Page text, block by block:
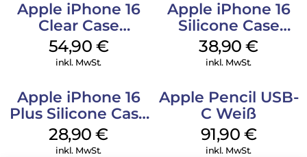
Apple iPhone 16
Clear Case
MagSafe
Transparent
54,90 €
inkl. MwSt.
Apple iPhone 16
Silicone Case
MagSafe
Ultramarine
38,90€
inkl. MwSt.
Apple iPhone 16
Plus Silicone Case
MagSafe Black
28,90€
inkl. MwSt.
Apple Pencil USB-
C Weiß
91,90 €
inkl. MwSt.